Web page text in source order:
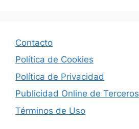
Contacto
Política de Cookies
Política de Privacidad
Publicidad Online de Terceros
Términos de Uso